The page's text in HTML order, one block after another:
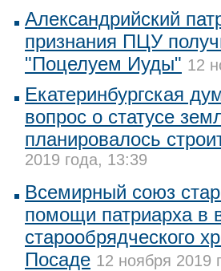
Александрийский
признания ПЦУ
"Поцелуем Иуды" 12
Екатеринбургская
вопрос о статусе
планировалось
2019 года, 13:39
Всемирный союз
помощи патриарха в
старообрядческого
Посаде 12 ноября 2019